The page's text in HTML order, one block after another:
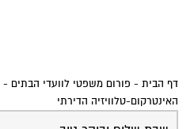
דף הבית - פורום משפטי לוועדי הבתים -
האינטרקום-טלוויזיה הדירתי